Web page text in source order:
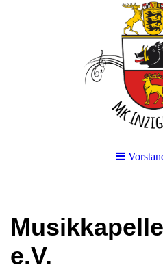
e.V.